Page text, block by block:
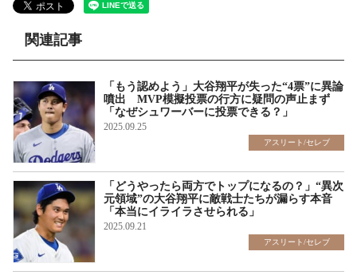
関連記事
「もう認めよう」大谷翔平が失った“4票”に異論
噴出 MVP模擬投票の行方に疑問の声止まず
「なぜシュワーバーに投票できる？」
2025.09.25
アスリート/セレブ
「どうやったら両方でトップになるの？」“異次
元領域”の大谷翔平に敵戦士たちが漏らす本音
「本当にイライラさせられる」
2025.09.21
アスリート/セレブ